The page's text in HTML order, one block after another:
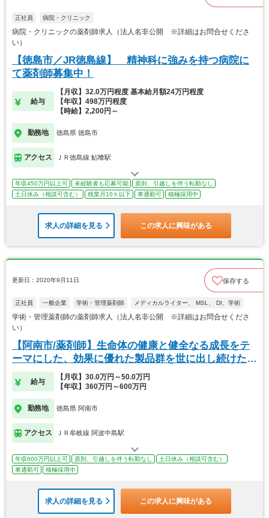
正社員 病院・クリニック
病院・クリニックの薬剤師求人（法人名非公開 ※詳細はお問合せくださ
い）
【徳島市／JR徳島線】 精神科に強みを持つ病院に
て薬剤師募集中！
給与
【月収】32.0万円程度 基本給月額24万円程度
【年収】498万円程度
【時給】2,200円～
勤務地 徳島県 徳島市
アクセス ＪＲ徳島線 鮎喰駅
年収450万円以上可 未経験者も応募可能
原則、引越しを伴う転勤なし
土日休み（相談可含む）
残業月10ｈ以下 車通勤可 積極採用中
求人の詳細を見る この求人に興味がある
更新日：2020年9月11日 保存する
正社員 一般企業 学術・管理薬剤師 メディカルライター、 MSL、 DI、学術
学術・管理薬剤師の薬剤師求人（法人名非公開 ※詳細はお問合せくださ
い）
【阿南市/薬剤師】生命体の健康と健全なる成長をテ
ーマにした、効果に優れた製品群を世に出し続けたい
と考
給与
【月収】30.0万円～50.0万円
【年収】360万円～600万円
勤務地 徳島県 阿南市
アクセス ＪＲ牟岐線 阿波中島駅
年収600万円以上可 原則、引越しを伴う転勤なし
土日休み（相談可含む）
車通勤可
積極採用中
求人の詳細を見る この求人に興味がある